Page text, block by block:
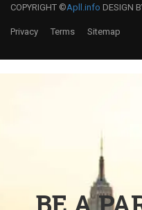
COPYRIGHT ©Apll.info DESIGN
Privacy Terms Sitemap